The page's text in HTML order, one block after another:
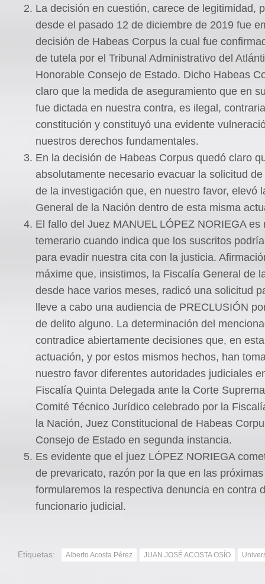
La decisión en cuestión, carece de legitimidad,
desde el pasado 12 de diciembre de 2019 fue
decisión de Habeas Corpus la cual fue
de tutela por el Tribunal Administrativo del
Honorable Consejo de Estado. Dicho Habeas
claro que la medida de aseguramiento que en
fue dictada en nuestra contra, es ilegal,
constitución y constituyó una evidente
nuestros derechos fundamentales.
En la decisión de Habeas Corpus quedó claro
absolutamente necesario evacuar la solicitud
de la investigación que, en nuestro favor, elevó
General de la Nación dentro de esta misma
El fallo del Juez MANUEL LÓPEZ NORIEGA es
temerario cuando indica que los suscritos
para evadir nuestra cita con la justicia.
máxime que, insistimos, la Fiscalía General de
desde hace varios meses, radicó una solicitud
lleve a cabo una audiencia de PRECLUSIÓN
de delito alguno. La determinación del
contradice abiertamente decisiones que, en
actuación, y por estos mismos hechos, han
nuestro favor diferentes autoridades judiciales
Fiscalía Quinta Delegada ante la Corte
Comité Técnico Jurídico celebrado por la
la Nación, Juez Constitucional de Habeas
Consejo de Estado en segunda instancia.
Es evidente que el juez LÓPEZ NORIEGA
de prevaricato, razón por la que en las
formularemos la respectiva denuncia en contra
funcionario judicial.
Etiquetas: Alberto Acosta Pérez JUAN JOSÉ ACOSTA OSÍO